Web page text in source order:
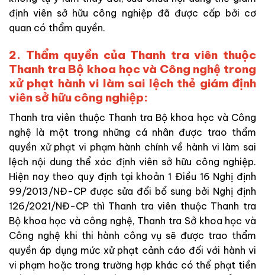
định viên sở hữu công nghiệp đã được cấp bởi cơ
quan có thẩm quyền.
2. Thẩm quyền của Thanh tra viên thuộc
Thanh tra Bộ khoa học và Công nghệ trong
xử phạt hành vi làm sai lệch thẻ giám định
viên sở hữu công nghiệp:
Thanh tra viên thuộc Thanh tra Bộ khoa học và Công
nghệ là một trong những cá nhân được trao thẩm
quyền xử phạt vi phạm hành chính về hành vi làm sai
lệch nội dung thể xác định viên sở hữu công nghiệp.
Hiện nay theo quy định tại khoản 1 Điều 16 Nghị định
99/2013/NĐ-CP được sửa đổi bổ sung bởi Nghị định
126/2021/NĐ-CP thì Thanh tra viên thuộc Thanh tra
Bộ khoa học và công nghệ, Thanh tra Sở khoa học và
Công nghệ khi thi hành công vụ sẽ được trao thẩm
quyền áp dụng mức xử phạt cảnh cáo đối với hành vi
vi phạm hoặc trong trường hợp khác có thể phạt tiền